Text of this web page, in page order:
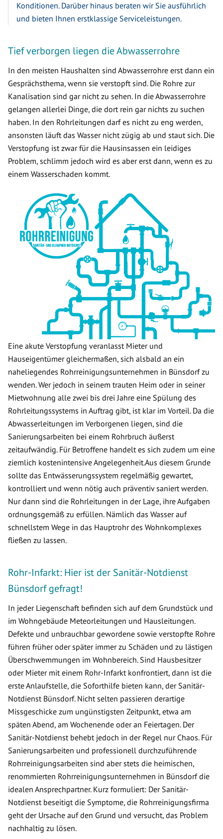
Konditionen. Darüber hinaus beraten wir Sie ausführlich
und bieten Ihnen erstklassige Serviceleistungen.
Tief verborgen liegen die Abwasserrohre
In den meisten Haushalten sind Abwasserrohre erst dann ein
Gesprächsthema, wenn sie verstopft sind. Die Rohre zur
Kanalisation sind gar nicht zu sehen. In die Abwasserrohre
gelangen allerlei Dinge, die dort rein gar nichts zu suchen
haben. In den Rohrleitungen darf es nicht zu eng werden,
ansonsten läuft das Wasser nicht zügig ab und staut sich. Die
Verstopfung ist zwar für die Hausinsassen ein leidiges
Problem, schlimm jedoch wird es aber erst dann, wenn es zu
einem Wasserschaden kommt.
Eine akute Verstopfung veranlasst Mieter und
Hauseigentümer gleichermaßen, sich alsbald an ein
naheliegendes Rohrreinigungsunternehmen in Bünsdorf zu
wenden. Wer jedoch in seinem trauten Heim oder in seiner
Mietwohnung alle zwei bis drei Jahre eine Spülung des
Rohrleitungssystems in Auftrag gibt, ist klar im Vorteil. Da die
Abwasserleitungen im Verborgenen liegen, sind die
Sanierungsarbeiten bei einem Rohrbruch äußerst
zeitaufwändig. Für Betroffene handelt es sich zudem um eine
ziemlich kostenintensive Angelegenheit.Aus diesem Grunde
sollte das Entwässerungssystem regelmäßig gewartet,
kontrolliert und wenn nötig auch präventiv saniert werden.
Nur dann sind die Rohrleitungen in der Lage, ihre Aufgaben
ordnungsgemäß zu erfüllen. Nämlich das Wasser auf
schnellstem Wege in das Hauptrohr des Wohnkomplexes
fließen zu lassen.
Rohr-Infarkt: Hier ist der Sanitär-Notdienst
Bünsdorf gefragt!
In jeder Liegenschaft befinden sich auf dem Grundstück und
im Wohngebäude Meteorleitungen und Hausleitungen.
Defekte und unbrauchbar gewordene sowie verstopfte Rohre
führen früher oder später immer zu Schäden und zu lästigen
Überschwemmungen im Wohnbereich. Sind Hausbesitzer
oder Mieter mit einem Rohr-Infarkt konfrontiert, dann ist die
erste Anlaufstelle, die Soforthilfe bieten kann, der Sanitär-
Notdienst Bünsdorf. Nicht selten passieren derartige
Missgeschicke zum ungünstigsten Zeitpunkt, etwa am
späten Abend, am Wochenende oder an Feiertagen. Der
Sanitär-Notdienst behebt jedoch in der Regel nur Chaos. Für
Sanierungsarbeiten und professionell durchzuführende
Rohrreinigungsarbeiten sind aber stets die heimischen,
renommierten Rohrreinigungsunternehmen in Bünsdorf die
idealen Ansprechpartner. Kurz formuliert: Der Sanitär-
Notdienst beseitigt die Symptome, die Rohrreinigungsfirma
geht der Ursache auf den Grund und versucht, das Problem
nachhaltig zu lösen.